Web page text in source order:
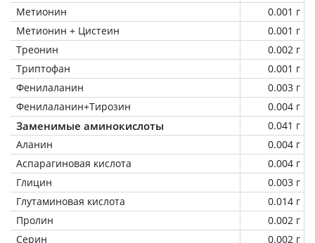
Метионин
0.001 г
Метионин + Цистеин
0.001 г
Треонин
0.002 г
Триптофан
0.001 г
Фенилаланин
0.003 г
Фенилаланин+Тирозин
0.004 г
Заменимые аминокислоты
0.041 г
Аланин
0.004 г
Аспарагиновая кислота
0.004 г
Глицин
0.003 г
Глутаминовая кислота
0.014 г
Пролин
0.002 г
Серин
0.002 г